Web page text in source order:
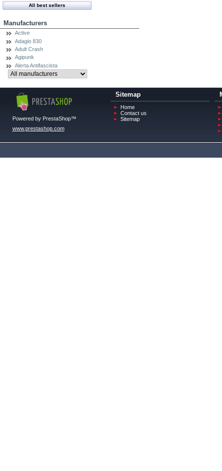
All best sellers
Manufacturers
Active
Adagio 830
Adult Crash
Agipunk
Alerta Antifascista
Powered by PrestaShop™
www.prestashop.com
Sitemap
Home
Contact us
Sitemap